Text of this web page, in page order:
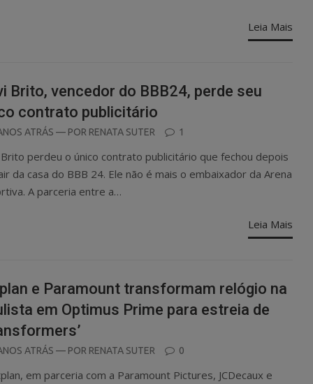
Leia Mais
Brito, vencedor do BBB24, perde seu
contrato publicitário
ATRÁS — POR RENATA SUTER 1
Brito perdeu o único contrato publicitário que fechou depois
da casa do BBB 24. Ele não é mais o embaixador da Arena
A parceria entre a…
Leia Mais
e Paramount transformam relógio na
em Optimus Prime para estreia de
ATRÁS — POR RENATA SUTER 0
em parceria com a Paramount Pictures, JCDecaux e